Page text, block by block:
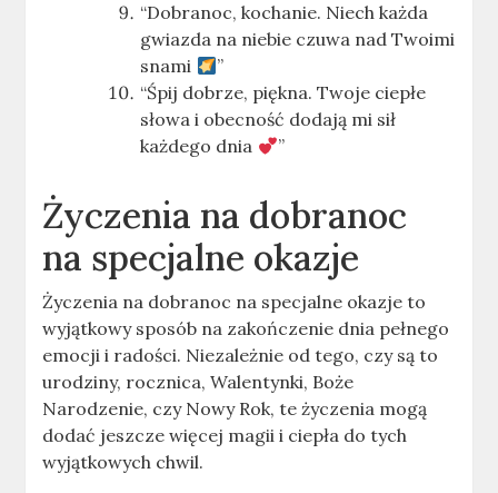
“Dobranoc, kochanie. Niech każda
gwiazda na niebie czuwa nad Twoimi
snami
”
“Śpij dobrze, piękna. Twoje ciepłe
słowa i obecność dodają mi sił
każdego dnia
”
Życzenia na dobranoc
na specjalne okazje
Życzenia na dobranoc na specjalne okazje to
wyjątkowy sposób na zakończenie dnia pełnego
emocji i radości. Niezależnie od tego, czy są to
urodziny, rocznica, Walentynki, Boże
Narodzenie, czy Nowy Rok, te życzenia mogą
dodać jeszcze więcej magii i ciepła do tych
wyjątkowych chwil.